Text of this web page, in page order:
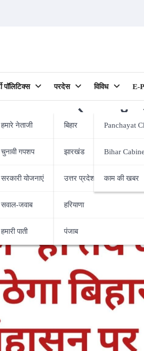
पॉलिटिक्स
हमारे नेताजी
चुनावी गपशप
सरकारी योजनाएं
सवाल-जवाब
हमारी पाती
परदेस
बिहार
झारखंड
उत्तर प्रदेश
हरियाणा
पंजाब
विविध
Panchayat
Bihar
काम की खबर
E-
यादव को फुलटॉस